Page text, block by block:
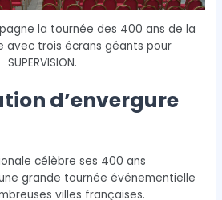
la tournée des 400 ans de la
avec trois écrans géants pour
SUPERVISION.
d’envergure
célèbre ses 400 ans
grande tournée événementielle
villes françaises.